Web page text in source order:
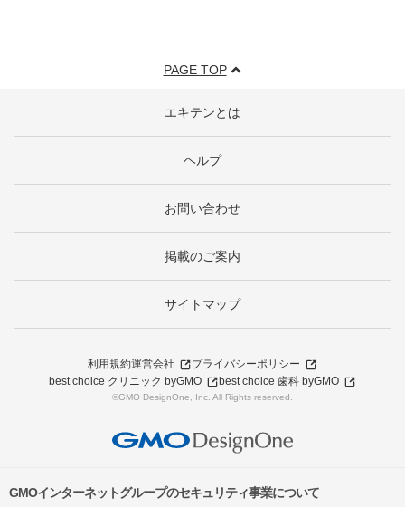
PAGE TOP
エキテンとは
ヘルプ
お問い合わせ
掲載のご案内
サイトマップ
利用規約運営会社
プライバシーポリシー
best choice クリニック byGMO
best choice 歯科 byGMO
©GMO DesignOne, Inc. All Rights reserved.
GMOインターネットグループのセキュリティ事業について